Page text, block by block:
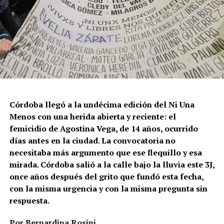
Córdoba llegó a la undécima edición del Ni Una
Menos con una herida abierta y reciente: el
femicidio de Agostina Vega, de 14 años, ocurrido
días antes en la ciudad. La convocatoria no
necesitaba más argumento que ese flequillo y esa
mirada. Córdoba salió a la calle bajo la lluvia este 3J,
once años después del grito que fundó esta fecha,
con la misma urgencia y con la misma pregunta sin
respuesta.